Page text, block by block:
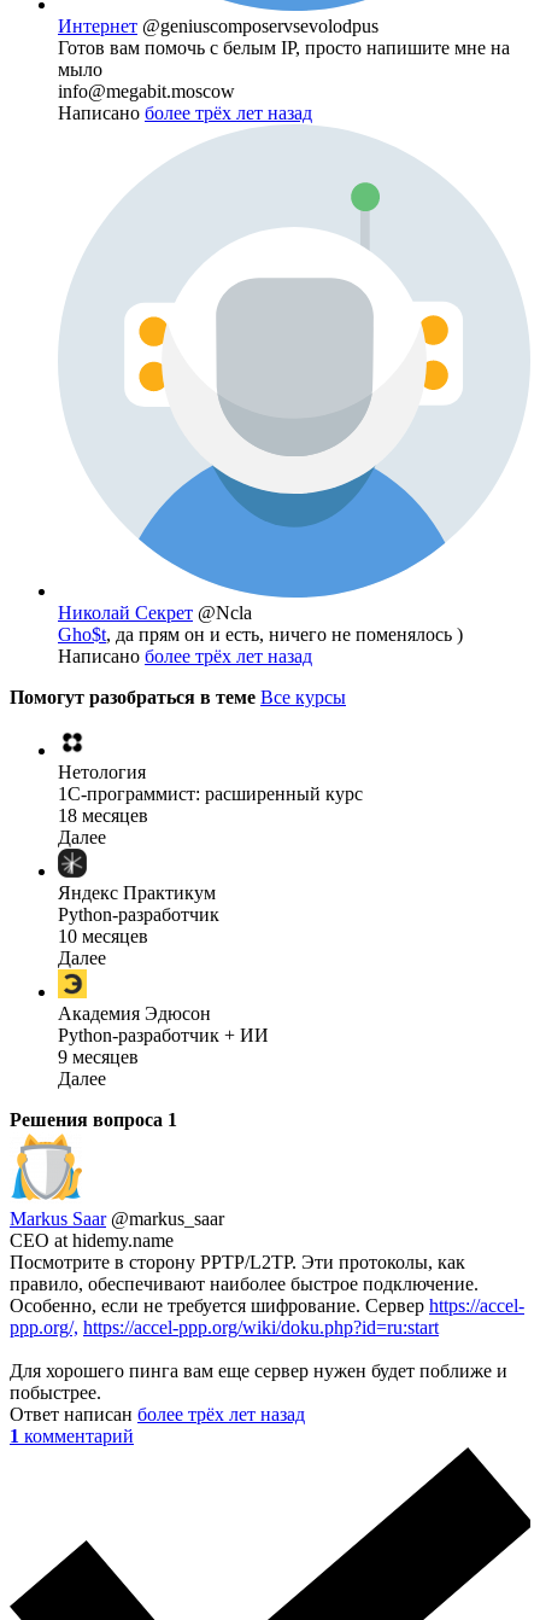
Интернет @geniuscomposervsevolodpus
Готов вам помочь с белым IP, просто напишите мне на
мыло
info@megabit.moscow
Написано более трёх лет назад
Николай Секрет @Ncla
Gho$t, да прям он и есть, ничего не поменялось )
Написано более трёх лет назад
Помогут разобраться в теме Все курсы
Нетология
1C-программист: расширенный курс
18 месяцев
Далее
Яндекс Практикум
Python-разработчик
10 месяцев
Далее
Академия Эдюсон
Python-разработчик + ИИ
9 месяцев
Далее
Решения вопроса 1
Markus Saar @markus_saar
CEO at hidemy.name
Посмотрите в сторону PPTP/L2TP. Эти протоколы, как
правило, обеспечивают наиболее быстрое подключение.
Особенно, если не требуется шифрование. Сервер https://accel-
ppp.org/, https://accel-ppp.org/wiki/doku.php?id=ru:start
Для хорошего пинга вам еще сервер нужен будет поближе и
побыстрее.
Ответ написан более трёх лет назад
1 комментарий